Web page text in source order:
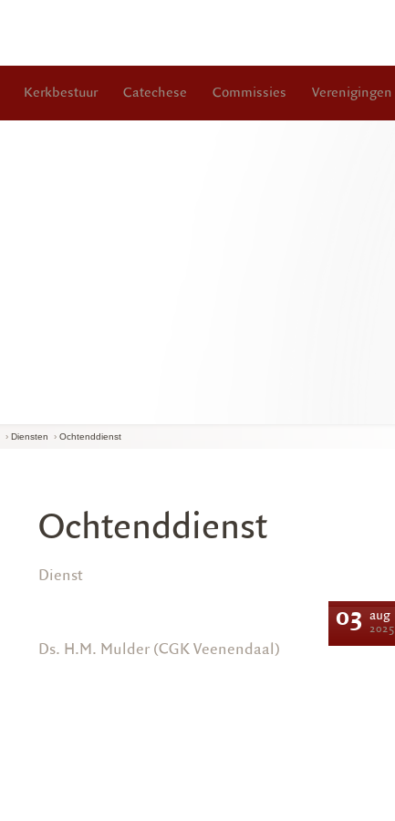
Kerkbestuur Catechese Commissies Verenigingen
› Diensten › Ochtenddienst
Ochtenddienst
Dienst
03 aug
2025
Ds. H.M. Mulder (CGK Veenendaal)